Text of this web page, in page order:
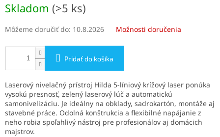
cena:
Skladom (>5 ks)
Môžeme doručiť do: 10.8.2026 Možnosti doručenia
Pridať do košíka
Laserový nivelačný prístroj Hilda 5-líniový krížový laser ponúka
vysokú presnosť, zelený laserový lúč a automatickú
samonivelizáciu. Je ideálny na obklady, sadrokartón, montáže aj
stavebné práce. Odolná konštrukcia a flexibilné napájanie z
neho robia spoľahlivý nástroj pre profesionálov aj domácich
majstrov.